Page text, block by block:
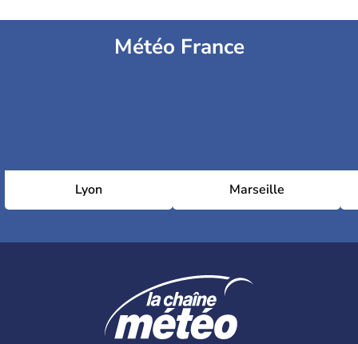
Météo France
Lyon Marseille